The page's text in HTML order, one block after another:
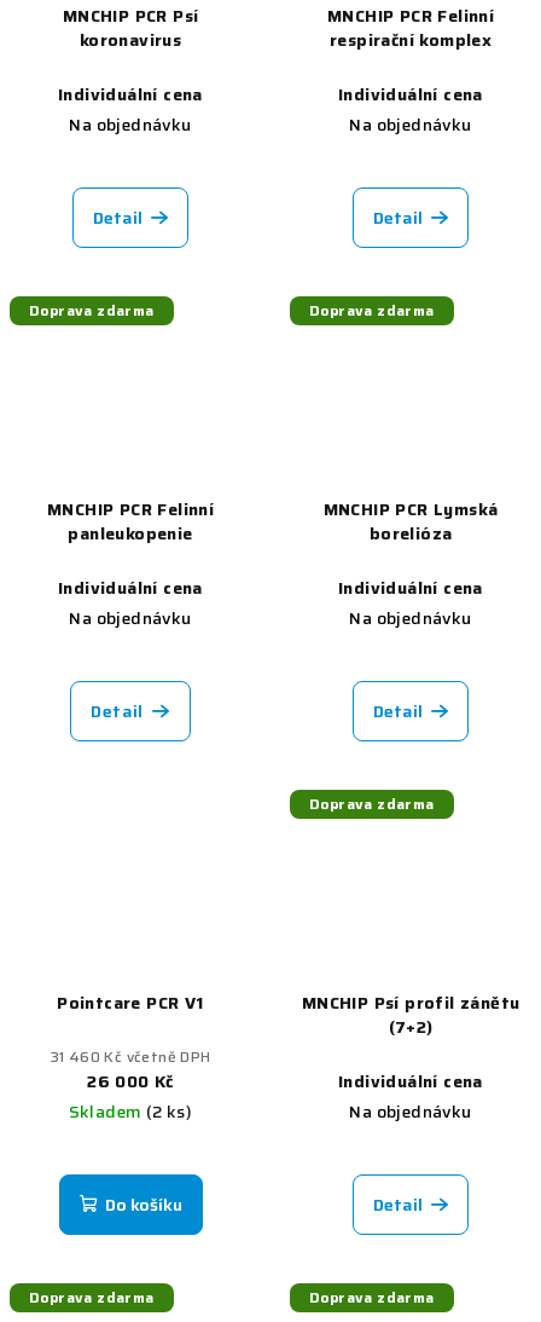
MNCHIP PCR Psí
koronavirus
Individuální cena
Na objednávku
Detail
MNCHIP PCR Felinní
respirační komplex
Individuální cena
Na objednávku
Detail
Doprava zdarma
MNCHIP PCR Felinní
panleukopenie
Individuální cena
Na objednávku
Detail
Doprava zdarma
MNCHIP PCR Lymská
borelióza
Individuální cena
Na objednávku
Detail
Pointcare PCR V1
31 460 Kč včetně DPH
26 000 Kč
Skladem (2 ks)
Do košíku
Doprava zdarma
MNCHIP Psí profil zánětu
(7+2)
Individuální cena
Na objednávku
Detail
Doprava zdarma Doprava zdarma